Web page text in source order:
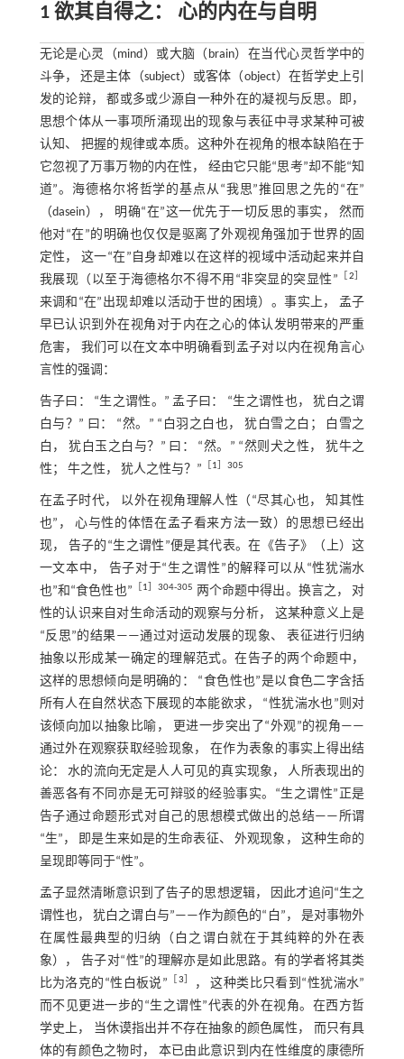
1 欲其自得之： 心的内在与自明
无论是心灵（mind）或大脑（brain）在当代心灵哲学中的
斗争， 还是主体（subject）或客体（object）在哲学史上引
发的论辩， 都或多或少源自一种外在的凝视与反思。即，
思想个体从一事项所涌现出的现象与表征中寻求某种可被
认知、 把握的规律或本质。这种外在视角的根本缺陷在于
它忽视了万事万物的内在性， 经由它只能“思考”却不能“知
道”。海德格尔将哲学的基点从“我思”推回思之先的“在”
（dasein）， 明确“在”这一优先于一切反思的事实， 然而
他对“在”的明确也仅仅是驱离了外观视角强加于世界的固
定性， 这一“在”自身却难以在这样的视域中活动起来并自
我展现（以至于海德格尔不得不用“非突显的突显性”
2
来调和“在”出现却难以活动于世的困境）。事实上， 孟子
早已认识到外在视角对于内在之心的体认发明带来的严重
危害， 我们可以在文本中明确看到孟子对以内在视角言心
言性的强调：
告子曰： “生之谓性。” 孟子曰： “生之谓性也， 犹白之谓
白与？” 曰： “然。” “白羽之白也， 犹白雪之白； 白雪之
白， 犹白玉之白与？” 曰： “然。” “然则犬之性， 犹牛之
性； 牛之性， 犹人之性与？”
1 ］305
在孟子时代， 以外在视角理解人性（“尽其心也， 知其性
也”， 心与性的体悟在孟子看来方法一致）的思想已经出
现， 告子的“生之谓性”便是其代表。在《告子》（上）这
一文本中， 告子对于“生之谓性”的解释可以从“性犹湍水
也”和“食色性也”
1 ］304⁃305 两个命题中得出。换言之， 对
性的认识来自对生命活动的观察与分析， 这某种意义上是
“反思”的结果——通过对运动发展的现象、 表征进行归纳
抽象以形成某一确定的理解范式。在告子的两个命题中，
这样的思想倾向是明确的： “食色性也”是以食色二字含括
所有人在自然状态下展现的本能欲求， “性犹湍水也”则对
该倾向加以抽象比喻， 更进一步突出了“外观”的视角——
通过外在观察获取经验现象， 在作为表象的事实上得出结
论： 水的流向无定是人人可见的真实现象， 人所表现出的
善恶各有不同亦是无可辩驳的经验事实。“生之谓性”正是
告子通过命题形式对自己的思想模式做出的总结——所谓
“生”， 即是生来如是的生命表征、 外观现象， 这种生命的
呈现即等同于“性”。
孟子显然清晰意识到了告子的思想逻辑， 因此才追问“生之
谓性也， 犹白之谓白与”——作为颜色的“白”， 是对事物外
在属性最典型的归纳（白之谓白就在于其纯粹的外在表
象）， 告子对“性”的理解亦是如此思路。有的学者将其类
比为洛克的“性白板说”
3
， 这种类比只看到“性犹湍水”
而不见更进一步的“生之谓性”代表的外在视角。在西方哲
学史上， 当休谟指出并不存在抽象的颜色属性， 而只有具
体的有颜色之物时， 本已由此意识到内在性维度的康德所